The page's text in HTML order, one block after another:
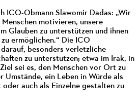
ICO-Obmann Slawomir Dadas: „Wir
motivieren, unsere
Glauben zu unterstützen und ihnen
ermöglichen.“ Die ICO
besonders verletzliche
zu unterstützen; etwa im Irak, in
sei es, den Menschen vor Ort zu
ein Leben in Würde als
auch als Einzelne gestalten zu